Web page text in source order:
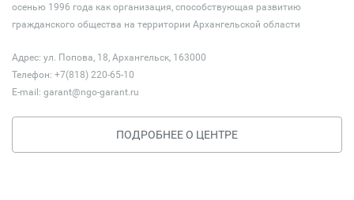
осенью 1996 года как организация, способствующая развитию
гражданского общества на территории Архангельской области
Адрес: ул. Попова, 18, Архангельск, 163000
Телефон: +7(818) 220-65-10
E-mail: garant@ngo-garant.ru
ПОДРОБНЕЕ О ЦЕНТРЕ